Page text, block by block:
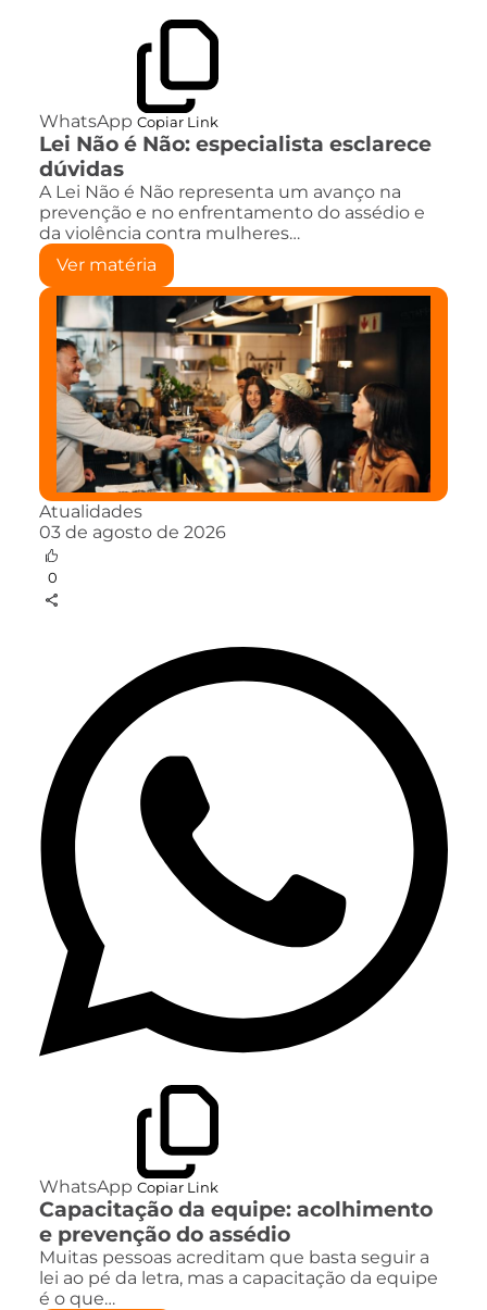
WhatsApp Copiar Link
Lei Não é Não: especialista esclarece
dúvidas
A Lei Não é Não representa um avanço na
prevenção e no enfrentamento do assédio e
da violência contra mulheres…
Ver matéria
Atualidades
03 de agosto de 2026
0
WhatsApp Copiar Link
Capacitação da equipe: acolhimento
e prevenção do assédio
Muitas pessoas acreditam que basta seguir a
lei ao pé da letra, mas a capacitação da equipe
é o que…